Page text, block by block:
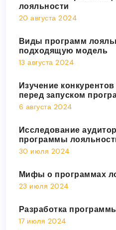
лояльности
20 августа 2024
Виды программ
подходящую модель
13 августа 2024
Изучение
перед запуском
6 августа 2024
Исследование
программы
30 июля 2024
Мифы о программах
23 июля 2024
Разработка
17 июля 2024